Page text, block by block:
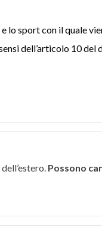
lo sportcon il quale
dell’articolo 10 del
Possono